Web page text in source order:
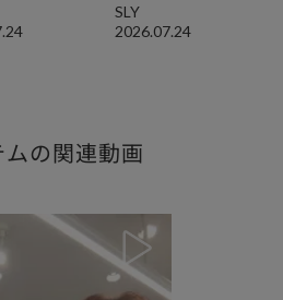
2026.07.24
SLY
の関連動画